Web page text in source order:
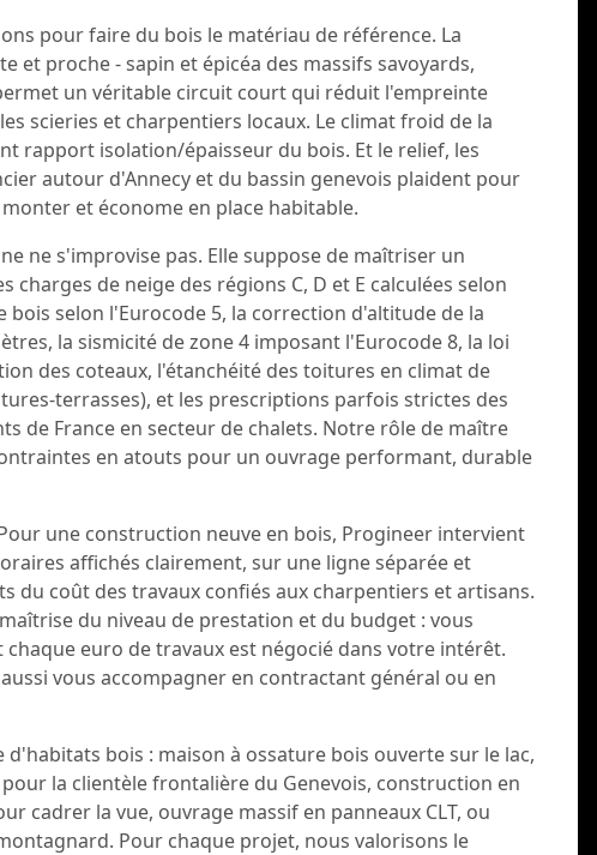
pour faire du bois le matériau de référence. La
et proche - sapin et épicéa des massifs savoyards,
un véritable circuit court qui réduit l'empreinte
scieries et charpentiers locaux. Le climat froid de la
rapport isolation/épaisseur du bois. Et le relief, les
autour d'Annecy et du bassin genevois plaident pour
et économe en place habitable.
ne s'improvise pas. Elle suppose de maîtriser un
charges de neige des régions C, D et E calculées selon
bois selon l'Eurocode 5, la correction d'altitude de la
la sismicité de zone 4 imposant l'Eurocode 8, la loi
des coteaux, l'étanchéité des toitures en climat de
terrasses), et les prescriptions parfois strictes des
de France en secteur de chalets. Notre rôle de maître
en atouts pour un ouvrage performant, durable
une construction neuve en bois, Progineer intervient
affichés clairement, sur une ligne séparée et
du coût des travaux confiés aux charpentiers et artisans.
du niveau de prestation et du budget : vous
euro de travaux est négocié dans votre intérêt.
vous accompagner en contractant général ou en
bois : maison à ossature bois ouverte sur le lac,
la clientèle frontalière du Genevois, construction en
cadrer la vue, ouvrage massif en panneaux CLT, ou
Pour chaque projet, nous valorisons le